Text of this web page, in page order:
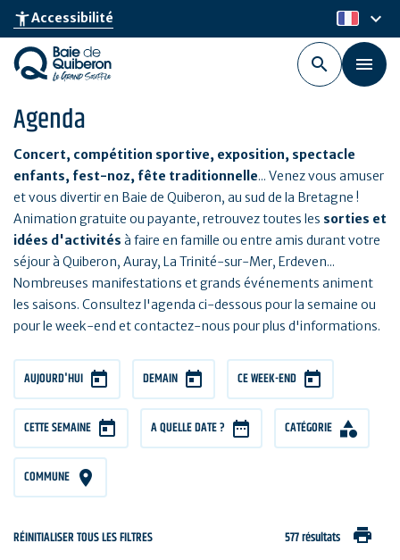
Aller
au
contenu
principal
accessibility_newAccessibilité fr
keyboard_arrow_down
Agenda
Concert, compétition sportive, exposition, spectacle
enfants, fest-noz, fête traditionnelle... Venez vous amuser
et vous divertir en Baie de Quiberon, au sud de la Bretagne !
Animation gratuite ou payante, retrouvez toutes les sorties et
idées d'activités à faire en famille ou entre amis durant votre
séjour à Quiberon, Auray, La Trinité-sur-Mer, Erdeven...
Nombreuses manifestations et grands événements animent
les saisons. Consultez l'agenda ci-dessous pour la semaine ou
pour le week-end et contactez-nous pour plus d'informations.
AUJOURD'HUI DEMAIN CE WEEK-END
CETTE SEMAINE A QUELLE DATE ? CATÉGORIE
COMMUNE
RÉINITIALISER TOUS LES FILTRES 577 résultats print